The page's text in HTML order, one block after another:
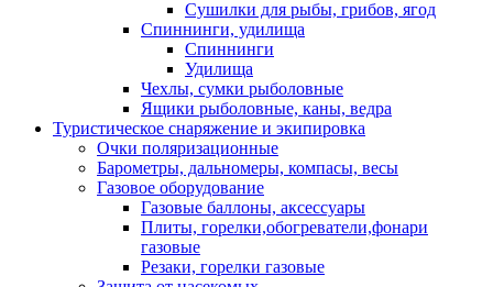
Сушилки для рыбы, грибов, ягод
Спиннинги, удилища
Спиннинги
Удилища
Чехлы, сумки рыболовные
Ящики рыболовные, каны, ведра
Туристическое снаряжение и экипировка
Очки поляризационные
Барометры, дальномеры, компасы, весы
Газовое оборудование
Газовые баллоны, аксессуары
Плиты, горелки,обогреватели,фонари
газовые
Резаки, горелки газовые